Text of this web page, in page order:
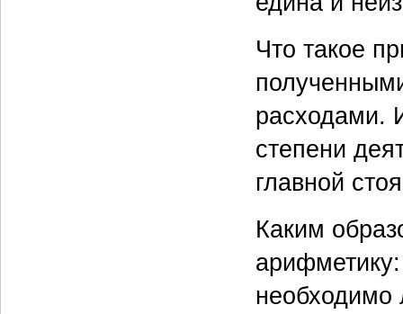
Что такое
расходами.
степени
главной
Каким
необходимо